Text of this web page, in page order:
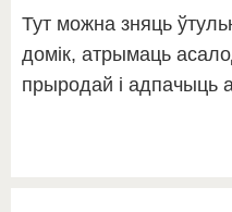
Тут можна зняць
домік, атрымаць
прыродай і адпачыць